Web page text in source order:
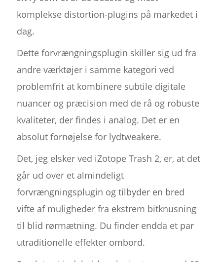
komplekse distortion-plugins på markedet i
dag.
Dette forvrængningsplugin skiller sig ud fra
andre værktøjer i samme kategori ved
problemfrit at kombinere subtile digitale
nuancer og præcision med de rå og robuste
kvaliteter, der findes i analog. Det er en
absolut fornøjelse for lydtweakere.
Det, jeg elsker ved iZotope Trash 2, er, at det
går ud over et almindeligt
forvrængningsplugin og tilbyder en bred
vifte af muligheder fra ekstrem bitknusning
til blid rørmætning. Du finder endda et par
utraditionelle effekter ombord.